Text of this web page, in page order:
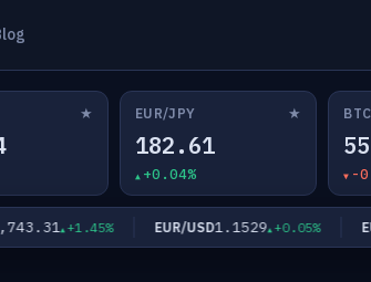
★ EUR/JPY ★
182.61
+0.04% -
+1.45% EUR/USD1.1529 +0.05%